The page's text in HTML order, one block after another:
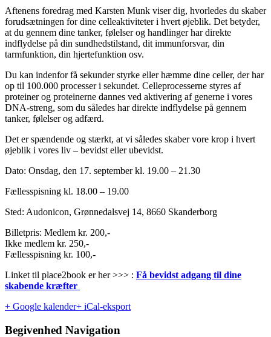
Aftenens foredrag med Karsten Munk viser dig, hvorledes du skaber
forudsætningen for dine celleaktiviteter i hvert øjeblik. Det betyder,
at du gennem dine tanker, følelser og handlinger har direkte
indflydelse på din sundhedstilstand, dit immunforsvar, din
tarmfunktion, din hjertefunktion osv.
Du kan indenfor få sekunder styrke eller hæmme dine celler, der har
op til 100.000 processer i sekundet. Celleprocesserne styres af
proteiner og proteinerne dannes ved aktivering af generne i vores
DNA-streng, som du således har direkte indflydelse på gennem
tanker, følelser og adfærd.
Det er spændende og stærkt, at vi således skaber vore krop i hvert
øjeblik i vores liv – bevidst eller ubevidst.
Dato: Onsdag, den 17. september kl. 19.00 – 21.30
Fællesspisning kl. 18.00 – 19.00
Sted: Audonicon, Grønnedalsvej 14, 8660 Skanderborg
Billetpris: Medlem kr. 200,-
Ikke medlem kr. 250,-
Fællesspisning kr. 100,-
Linket til place2book er her >>> : Få bevidst adgang til dine
skabende kræfter
+ Google kalender+ iCal-eksport
Begivenhed Navigation